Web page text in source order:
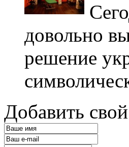
довольно
решение
Добавить